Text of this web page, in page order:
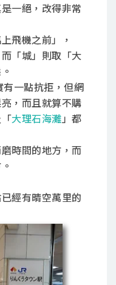
一絕，改得非常
飛機之前」，
「城」則取「大
一點抗拒，但網
，而且就算不購
大理石海灘」都
時間的地方，而
經有晴空萭里的